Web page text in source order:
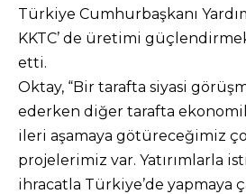
Türkiye Cumhurbaşkanı
KKTC’ de üretimi
etti.
Oktay, “Bir tarafta siyasi
ederken diğer tarafta
ileri aşamaya götüreceğimiz
projelerimiz var. Yatırımlarla
ihracatla Türkiye’de yapmaya